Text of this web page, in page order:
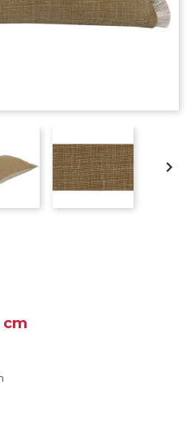

cm